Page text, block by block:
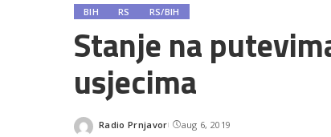
BIH RS RS/BIH
Stanje na
usjecima
Posted
Radio Prnjavor aug 6, 2019